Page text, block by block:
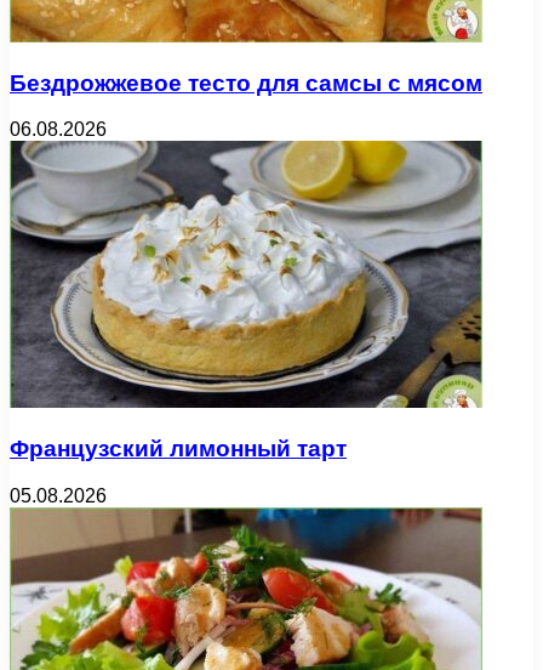
Бездрожжевое тесто для самсы с мясом
06.08.2026
Французский лимонный тарт
05.08.2026